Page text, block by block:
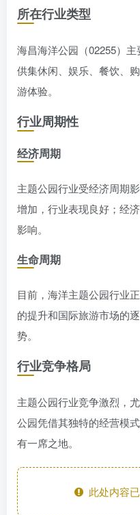
所在行业类型
海昌海洋公园（02255）
供集休闲、娱乐、餐饮、
游体验。
行业周期性
经济周期
主题公园行业受经济周期
增加，行业表现良好；经
影响。
生命周期
目前，海洋主题公园行业
的提升和国际旅游市场的
势。
行业竞争格局
主题公园行业竞争激烈，
公园凭借其独特的经营模
有一席之地。
此处内容已